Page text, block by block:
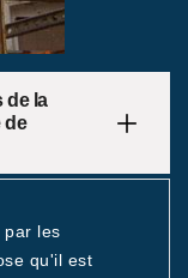
de la
de
par les
qu'il est